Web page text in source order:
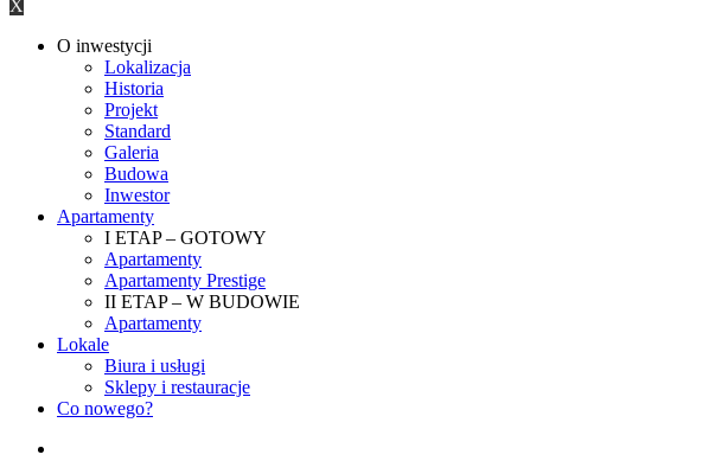
X
ZamknijO inwestycji
Lokalizacja
Historia
Projekt
Standard
Galeria
Budowa
Inwestor
Apartamenty
I ETAP – GOTOWY
Apartamenty
Apartamenty Prestige
II ETAP – W BUDOWIE
Apartamenty
Lokale
Biura i usługi
Sklepy i restauracje
Co nowego?